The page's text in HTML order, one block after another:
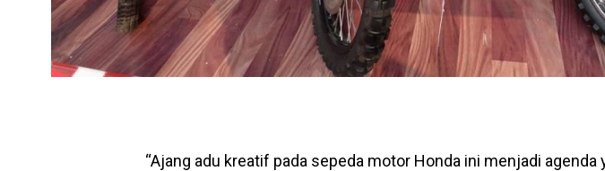
“Ajang adu kreatif pada sepeda motor Honda ini menjadi agenda